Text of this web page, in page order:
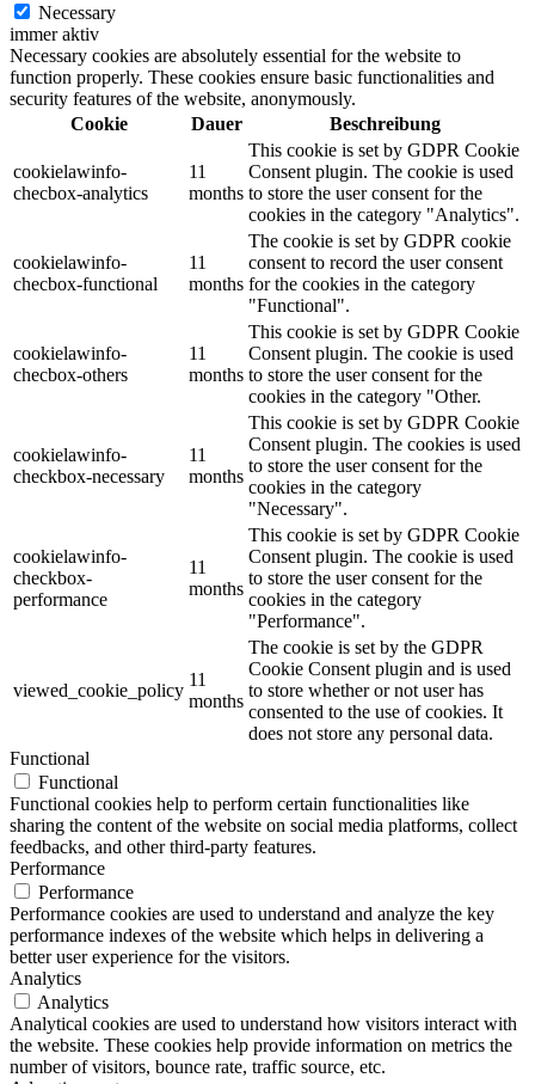
Necessary
immer aktiv
Necessary cookies are absolutely essential for the website to
function properly. These cookies ensure basic functionalities and
security features of the website, anonymously.
Cookie
Dauer Beschreibung
cookielawinfo-
checbox-analytics
11
months
This cookie is set by GDPR Cookie
Consent plugin. The cookie is used
to store the user consent for the
cookies in the category "Analytics".
cookielawinfo-
checbox-functional
11
months
The cookie is set by GDPR cookie
consent to record the user consent
for the cookies in the category
"Functional".
cookielawinfo-
checbox-others
11
months
This cookie is set by GDPR Cookie
Consent plugin. The cookie is used
to store the user consent for the
cookies in the category "Other.
cookielawinfo-
checkbox-necessary
11
months
This cookie is set by GDPR Cookie
Consent plugin. The cookies is used
to store the user consent for the
cookies in the category
"Necessary".
cookielawinfo-
checkbox-
performance
11
months
This cookie is set by GDPR Cookie
Consent plugin. The cookie is used
to store the user consent for the
cookies in the category
"Performance".
viewed_cookie_policy
11
months
The cookie is set by the GDPR
Cookie Consent plugin and is used
to store whether or not user has
consented to the use of cookies. It
does not store any personal data.
Functional
Functional
Functional cookies help to perform certain functionalities like
sharing the content of the website on social media platforms, collect
feedbacks, and other third-party features.
Performance
Performance
Performance cookies are used to understand and analyze the key
performance indexes of the website which helps in delivering a
better user experience for the visitors.
Analytics
Analytics
Analytical cookies are used to understand how visitors interact with
the website. These cookies help provide information on metrics the
number of visitors, bounce rate, traffic source, etc.